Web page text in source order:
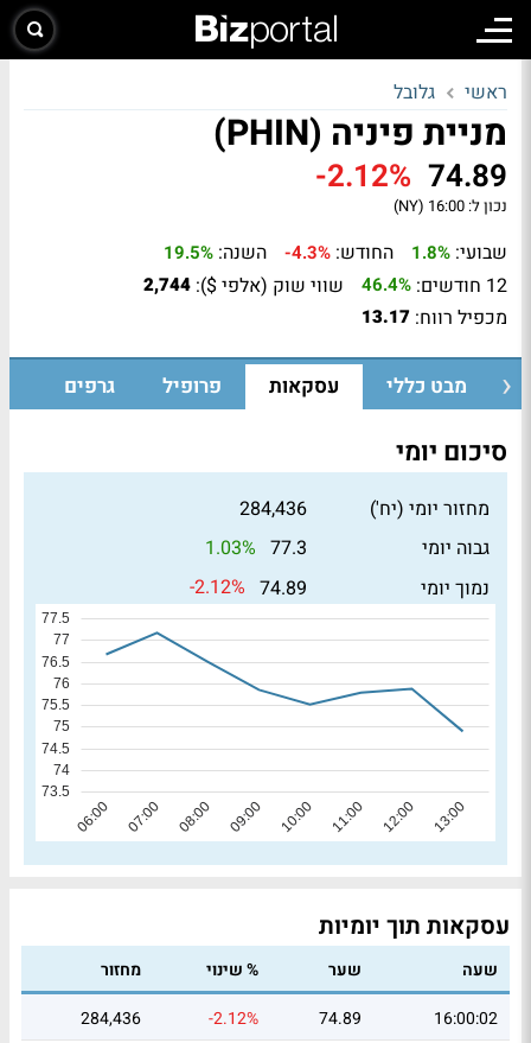
ראשי גלובל
מניית פיניה (PHIN)
74.89
-2.12%
נכון ל: 16:00 (NY)
שבועי: 1.8% החודש: -4.3% השנה: 19.5%
12 חודשים: 46.4% שווי שוק (אלפי $): 2,744
מכפיל רווח: 13.17
מבט כללי עסקאות פרופיל גרפים
סיכום יומי
מחזור יומי (יח')
284,436
גבוה יומי
77.3
1.03%
נמוך יומי
74.89
-2.12%
עסקאות תוך יומיות
שעה שער % שינוי
מחזור
16:00:02
74.89
-2.12%
284,436